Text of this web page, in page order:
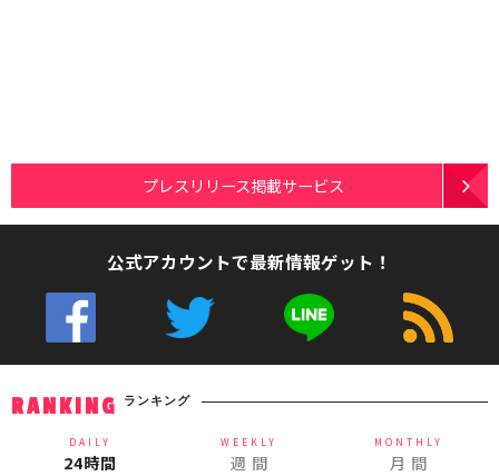
プレスリリース掲載サービス
公式アカウントで最新情報ゲット！
RANKING ランキング
DAILY
24時間
WEEKLY
週 間
MONTHLY
月 間